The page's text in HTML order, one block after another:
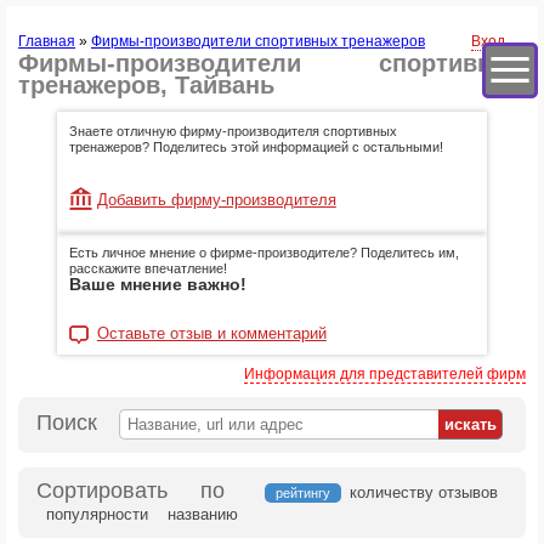
Главная » Фирмы-производители спортивных тренажеров Вход
Фирмы-производители спортивных
тренажеров, Тайвань
Знаете отличную фирму-производителя спортивных
тренажеров? Поделитесь этой информацией с остальными!
Добавить фирму-производителя
Есть личное мнение о фирме-производителе? Поделитесь им,
расскажите впечатление!
Ваше мнение важно!
Оставьте отзыв и комментарий
Информация для представителей фирм
Поиск
Сортировать по рейтингу
количеству отзывов
популярности
названию